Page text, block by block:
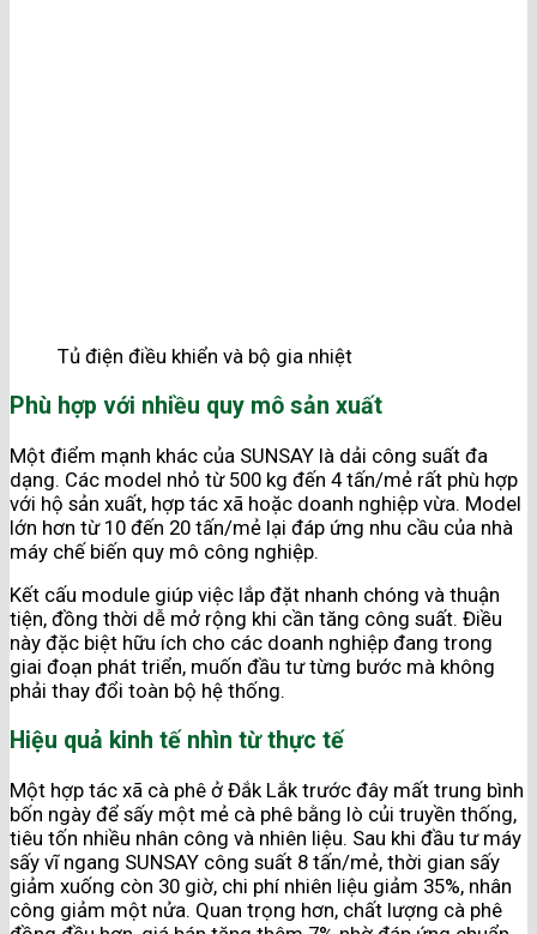
Tủ điện điều khiển và bộ gia nhiệt
Phù hợp với nhiều quy mô sản xuất
Một điểm mạnh khác của SUNSAY là dải công suất đa
dạng. Các model nhỏ từ 500 kg đến 4 tấn/mẻ rất phù hợp
với hộ sản xuất, hợp tác xã hoặc doanh nghiệp vừa. Model
lớn hơn từ 10 đến 20 tấn/mẻ lại đáp ứng nhu cầu của nhà
máy chế biến quy mô công nghiệp.
Kết cấu module giúp việc lắp đặt nhanh chóng và thuận
tiện, đồng thời dễ mở rộng khi cần tăng công suất. Điều
này đặc biệt hữu ích cho các doanh nghiệp đang trong
giai đoạn phát triển, muốn đầu tư từng bước mà không
phải thay đổi toàn bộ hệ thống.
Hiệu quả kinh tế nhìn từ thực tế
Một hợp tác xã cà phê ở Đắk Lắk trước đây mất trung bình
bốn ngày để sấy một mẻ cà phê bằng lò củi truyền thống,
tiêu tốn nhiều nhân công và nhiên liệu. Sau khi đầu tư máy
sấy vĩ ngang SUNSAY công suất 8 tấn/mẻ, thời gian sấy
giảm xuống còn 30 giờ, chi phí nhiên liệu giảm 35%, nhân
công giảm một nửa. Quan trọng hơn, chất lượng cà phê